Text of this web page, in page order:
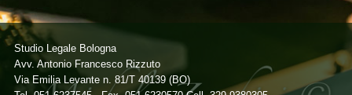
Studio Legale Bologna
Avv. Antonio Francesco Rizzuto
Via Emilia Levante n. 81/T 40139 (BO)